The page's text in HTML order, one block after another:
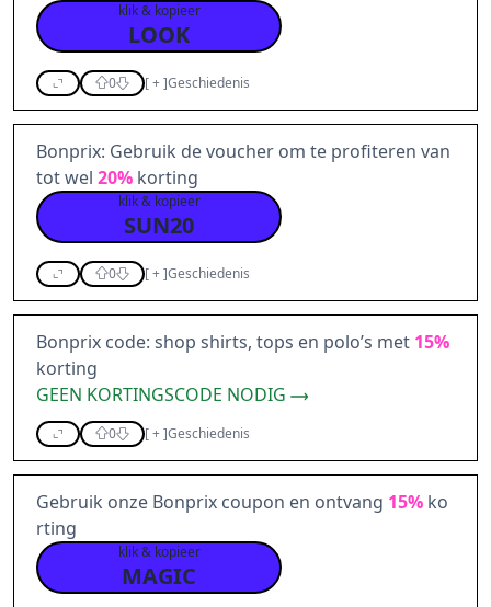
klik & kopieer
LOOK
0 [+]Geschiedenis
Bonprix: Gebruik de voucher om te profiteren van
tot wel 20% korting
klik & kopieer
SUN20
0 [+]Geschiedenis
Bonprix code: shop shirts, tops en polo’s met 15%
korting
GEEN KORTINGSCODE NODIG
0 [+]Geschiedenis
Gebruik onze Bonprix coupon en ontvang 15% ko
rting
klik & kopieer
MAGIC